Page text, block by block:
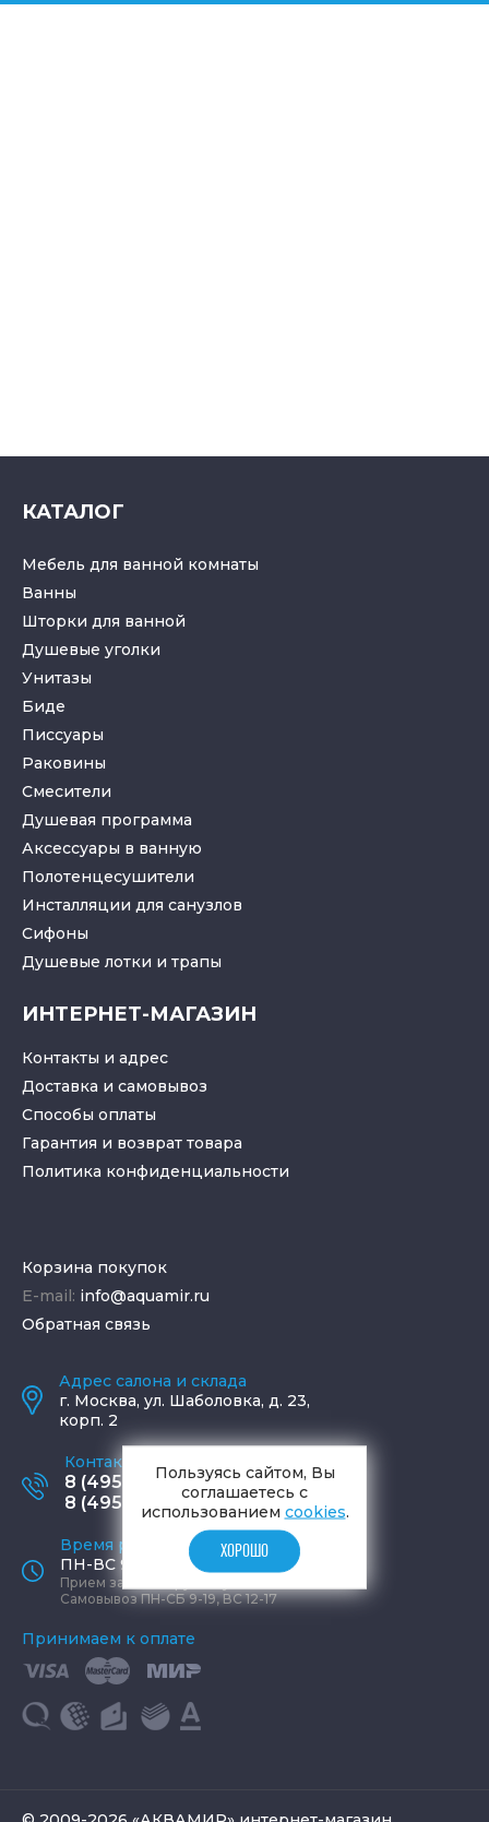
КАТАЛОГ
Мебель для ванной комнаты
Ванны
Шторки для ванной
Душевые уголки
Унитазы
Биде
Писсуары
Раковины
Смесители
Душевая программа
Аксессуары в ванную
Полотенцесушители
Инсталляции для санузлов
Cифоны
Душевые лотки и трапы
ИНТЕРНЕТ-МАГАЗИН
Контакты и адрес
Доставка и самовывоз
Способы оплаты
Гарантия и возврат товара
Политика конфиденциальности
Корзина покупок
E-mail: info@aquamir.ru
Обратная связь
Адрес салона и склада
г. Москва, ул. Шаболовка, д. 23,
корп. 2
Контактные телефоны
8 (495) 795-77-65
8 (495) 797-11-67
Время работы офиса
ПН-ВС 9:00 - 19:00
Прием заказов круглосуточно
Самовывоз ПН-СБ 9-19, ВС 12-17
Принимаем к оплате
Пользуясь сайтом, Вы
соглашаетесь с
использованием cookies.
ХОРОШО